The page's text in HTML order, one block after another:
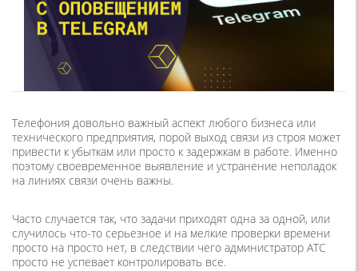
Телефония довольно важный аспект любого бизнеса или
технического предприятия, порой выход связи из строя может
привести к убыткам или просто к задержкам в работе. Именно
поэтому своевременное выявление и устранение неполадок
на линиях связи очень важны.
Часто случается так, что задачи приходят одна за одной, или
случилось что-то серьезное и на мелкие проверки времени
просто на просто нет, в следствии чего администратор АТС
просто не успевает контролировать все.